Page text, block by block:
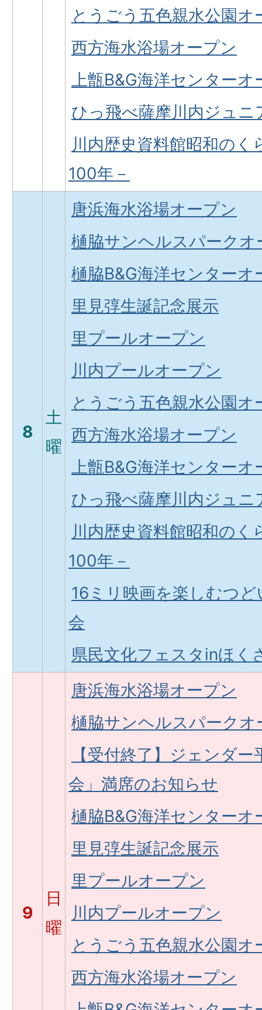
とうごう五色親水公園オ
西方海水浴場オープン
上甑B&G海洋センターオ
ひっ飛べ薩摩川内ジュニ
川内歴史資料館昭和のく
100年－
8
土
曜
唐浜海水浴場オープン
樋脇サンヘルスパークオ
樋脇B&G海洋センターオ
里見弴生誕記念展示
里プールオープン
川内プールオープン
とうごう五色親水公園オ
西方海水浴場オープン
上甑B&G海洋センターオ
ひっ飛べ薩摩川内ジュニ
川内歴史資料館昭和のく
100年－
16ミリ映画を楽しむつ
会
県民文化フェスタinほく
9
日
曜
唐浜海水浴場オープン
樋脇サンヘルスパークオ
【受付終了】ジェンダ
会」満席のお知らせ
樋脇B&G海洋センターオ
里見弴生誕記念展示
里プールオープン
川内プールオープン
とうごう五色親水公園オ
西方海水浴場オープン